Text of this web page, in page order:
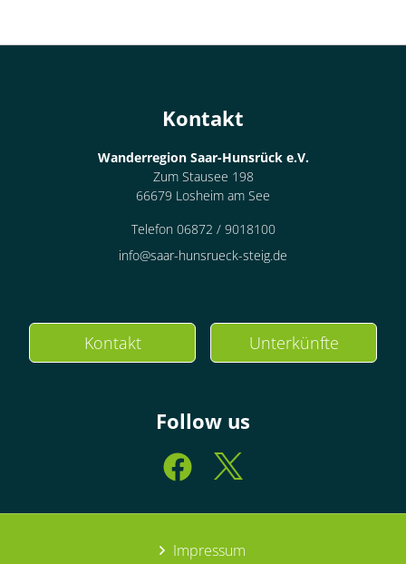
Kontakt
Wanderregion Saar-Hunsrück e.V.
Zum Stausee 198
66679 Losheim am See
Telefon 06872 / 9018100
info@saar-hunsrueck-steig.de
Kontakt Unterkünfte
Follow us
Impressum